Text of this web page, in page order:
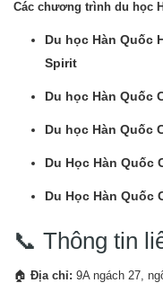
Các chương trình du học
Du học Hàn Quốc
Spirit
Du học Hàn Quốc
Du học Hàn Quốc
Du Học Hàn Quốc
Du Học Hàn Quốc
📞 Thông tin
🏠 Địa chỉ: 9A ngách 27,